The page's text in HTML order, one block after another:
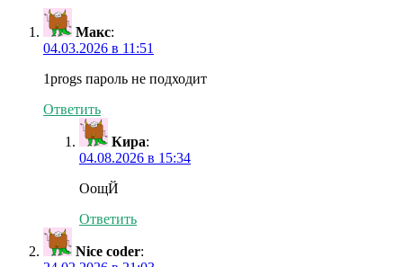
Макс:
04.03.2026 в 11:51
1progs пароль не подходит
Ответить
Кира:
04.08.2026 в 15:34
ОощЙ
Ответить
Nice coder: